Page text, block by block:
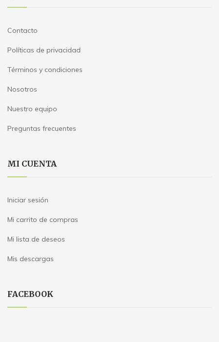
Contacto
Políticas de privacidad
Términos y condiciones
Nosotros
Nuestro equipo
Preguntas frecuentes
MI CUENTA
Iniciar sesión
Mi carrito de compras
Mi lista de deseos
Mis descargas
FACEBOOK